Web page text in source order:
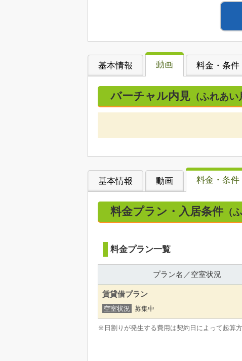
基本情報 動画 料金・条件
バーチャル内見 （ふれあい
基本情報 動画 料金・条件
料金プラン・入居条件 （
料金プラン一覧
プラン名／空室状況
賃貸借プラン
空室状況 募集中
※日割りが発生する費用は契約日によって起算方